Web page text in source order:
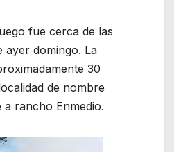
fue cerca de las
ayer domingo. La
30
de nombre
rancho Enmedio.